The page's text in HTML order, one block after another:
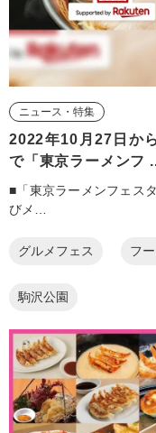
ニュース・特集
2022年10月27日か
で「東京ラーメンフ
■「東京ラーメンフェス
びメ…
グルメフェス フ
駒沢公園